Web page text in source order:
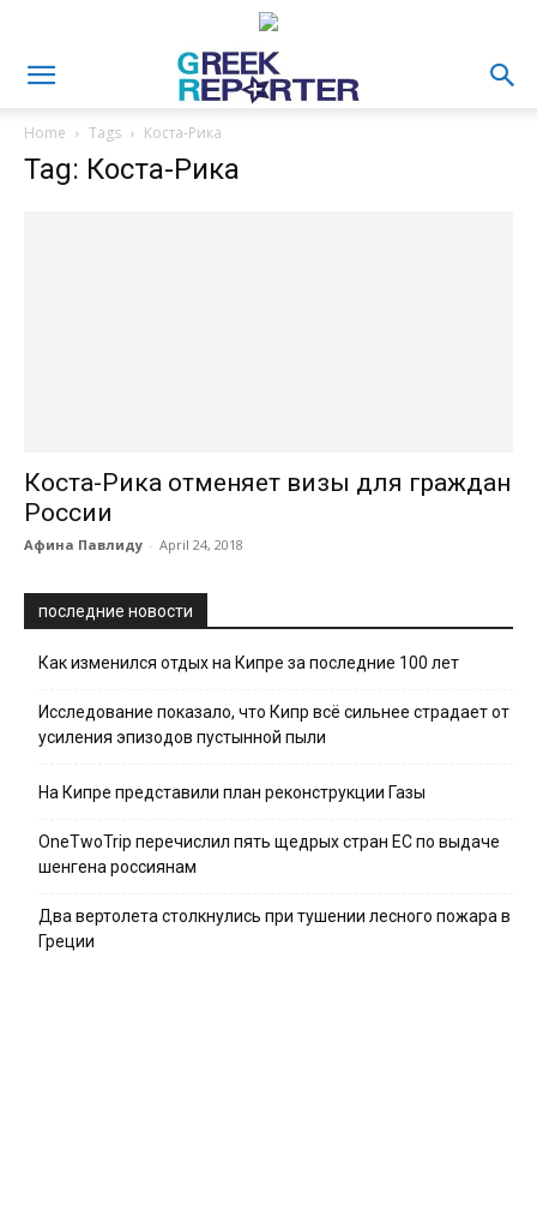
Home Tags Коста-Рика
Tag: Коста-Рика
Коста-Рика отменяет визы для граждан
России
Афина Павлиду - April 24, 2018
последние новости
Как изменился отдых на Кипре за последние 100 лет
Исследование показало, что Кипр всё сильнее страдает от
усиления эпизодов пустынной пыли
На Кипре представили план реконструкции Газы
OneTwoTrip перечислил пять щедрых стран ЕС по выдаче
шенгена россиянам
Два вертолета столкнулись при тушении лесного пожара в
Греции